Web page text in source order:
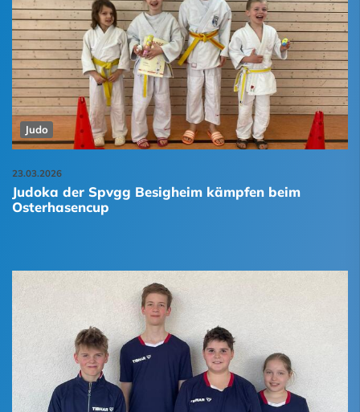
Judo
23.03.2026
Judoka der Spvgg Besigheim kämpfen beim
Osterhasencup